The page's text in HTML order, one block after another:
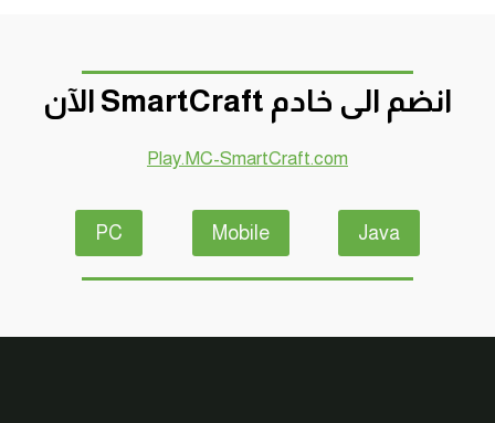
انضم الى خادم SmartCraft الآن
Play.MC-SmartCraft.com
Java
Mobile
PC